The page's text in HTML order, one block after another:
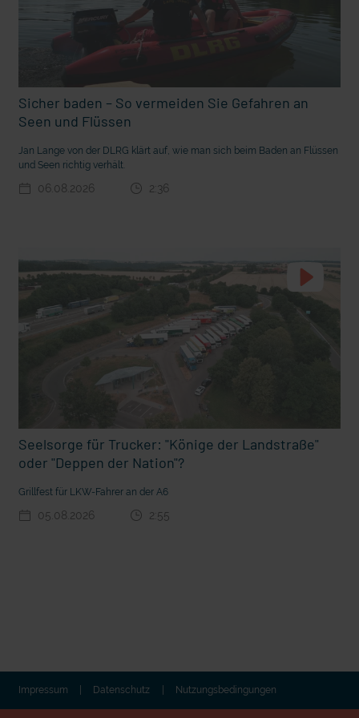
Nachhaltige Geldanlage: Rendite mit gutem Gewissen?
Ostern erleben wie vor 2000 Jahren in Jerusalem
Sicher baden – So vermeiden Sie Gefahren an
Seen und Flüssen
Jan Lange von der DLRG klärt auf, wie man sich beim Baden an Flüssen
und Seen richtig verhält.
06.08.2026 2:36
Seelsorge für Trucker: "Könige der Landstraße"
oder "Deppen der Nation"?
Grillfest für LKW-Fahrer an der A6
05.08.2026 2:55
Impressum Datenschutz Nutzungsbedingungen